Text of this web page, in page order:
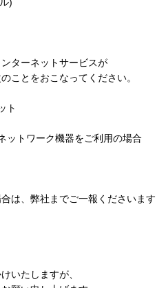
)
ターネットサービスが
ことをおこなってください。
ト
トワーク機器をご利用の場合
は、弊社までご一報くださいます
いたしますが、